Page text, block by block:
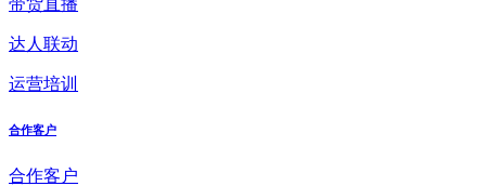
带货直播
达人联动
运营培训
合作客户
合作客户